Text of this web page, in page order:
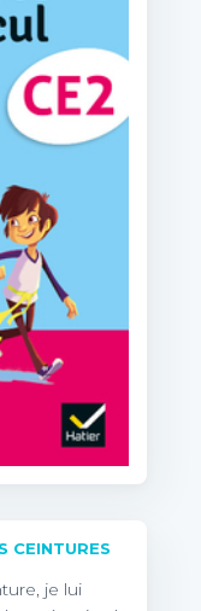
CEINTURES
je lui